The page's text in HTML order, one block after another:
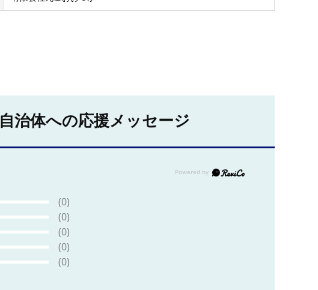
自治体への応援メッセージ
(0)
(0)
(0)
(0)
(0)